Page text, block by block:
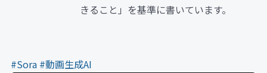
きること」を基準に書いています。
#Sora #動画生成AI